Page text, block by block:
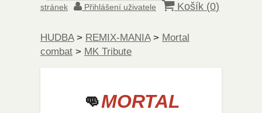
stránek
Přihlášení uživatele Košík (0)
HUDBA > REMIX-MANIA > Mortal
combat > MK Tribute
👊MORTAL